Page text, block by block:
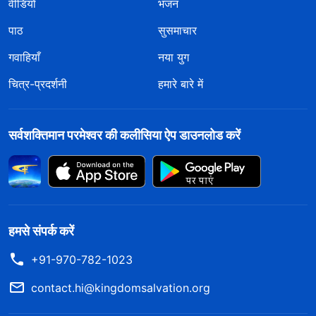
वीडियो
भजन
पाठ
सुसमाचार
गवाहियाँ
नया युग
चित्र-प्रदर्शनी
हमारे बारे में
सर्वशक्तिमान परमेश्वर की कलीसिया ऐप डाउनलोड करें
हमसे संपर्क करें
+91-970-782-1023
contact.hi@kingdomsalvation.org